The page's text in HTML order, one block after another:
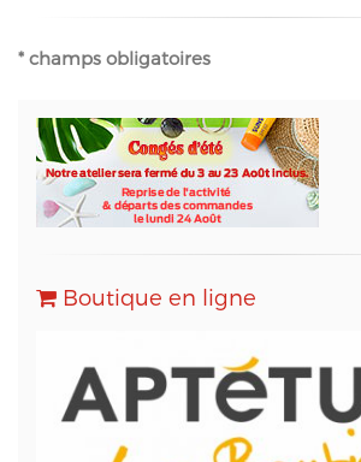
récipiendaire des formulaires,
- Natural-net (www.natural-net.fr)
- Kiubi (www.kiubi.com) en qualité
technique du site web,
- OVH (www.ovh.com) en qualité
site web,
- Sarbacane (www.sarbacane.com)
d'Emailing, Newsletters, SMS, Emails
Transactionnels (SMTP) et pour le
Automation.
Conformément à la loi «
vous pouvez exercer votre droit
données vous concernant et les
contactant M. Christophe PATRY,
* champs obligatoires
Boutique en ligne